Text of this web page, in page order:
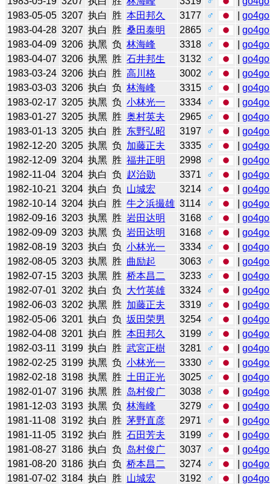
1983-05-05 3207 执白 胜 本田邦久 3177 ♂ |go4go
1983-04-28 3207 执白 胜 桑田泰明 2865 ♂ |go4go
1983-04-09 3206 执黑 负 林海峰 3318 ♂ |go4go
1983-04-07 3206 执黑 胜 石井邦生 3132 ♂ |go4go
1983-03-24 3206 执白 胜 高川格 3002 ♂ |go4go
1983-03-03 3206 执白 负 林海峰 3315 ♂ |go4go
1983-02-17 3205 执黑 负 小林光一 3334 ♂ |go4go
1983-01-27 3205 执黑 胜 奥村英夫 2965 ♂ |go4go
1983-01-13 3205 执白 胜 东野弘昭 3197 ♂ |go4go
1982-12-20 3205 执黑 负 加藤正夫 3335 ♂ |go4go
1982-12-09 3204 执黑 胜 福井正明 2998 ♂ |go4go
1982-11-04 3204 执白 负 赵治勋 3371 ♂ |go4go
1982-10-21 3204 执白 负 山城宏 3214 ♂ |go4go
1982-10-14 3204 执白 胜 牛之浜撮雄 3114 ♂ |go4go
1982-09-16 3203 执黑 胜 岩田达明 3168 ♂ |go4go
1982-09-09 3203 执黑 负 岩田达明 3168 ♂ |go4go
1982-08-19 3203 执白 负 小林光一 3334 ♂ |go4go
1982-08-05 3203 执黑 胜 曲励起 3063 ♂ |go4go
1982-07-15 3203 执黑 胜 桥本昌二 3233 ♂ |go4go
1982-07-01 3202 执白 负 大竹英雄 3324 ♂ |go4go
1982-06-03 3202 执黑 胜 加藤正夫 3319 ♂ |go4go
1982-05-06 3201 执白 负 坂田荣男 3254 ♂ |go4go
1982-04-08 3201 执白 胜 本田邦久 3199 ♂ |go4go
1982-03-11 3199 执白 胜 武宮正樹 3281 ♂ |go4go
1982-02-25 3199 执黑 负 小林光一 3330 ♂ |go4go
1982-02-18 3198 执黑 胜 土田正光 3025 ♂ |go4go
1982-01-07 3196 执黑 胜 岛村俊广 3038 ♂ |go4go
1981-12-03 3193 执黑 负 林海峰 3279 ♂ |go4go
1981-11-08 3192 执白 胜 茅野直彦 2971 ♂ |go4go
1981-11-05 3192 执白 胜 石田芳夫 3199 ♂ |go4go
1981-08-27 3186 执白 负 岛村俊广 3037 ♂ |go4go
1981-08-20 3186 执白 负 桥本昌二 3274 ♂ |go4go
1981-07-02 3184 执白 胜 山城宏 3192 ♂ |go4go